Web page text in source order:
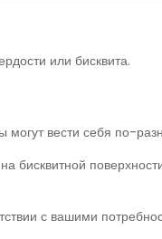
или бисквита.
вести себя по-
бисквитной
с вашими